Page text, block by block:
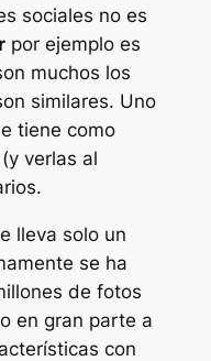
sociales no es
por ejemplo es
muchos los
similares. Uno
tiene como
verlas al
lleva solo un
se ha
de fotos
en gran parte a
con